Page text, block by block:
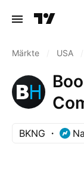
Märkte USA
BKNG